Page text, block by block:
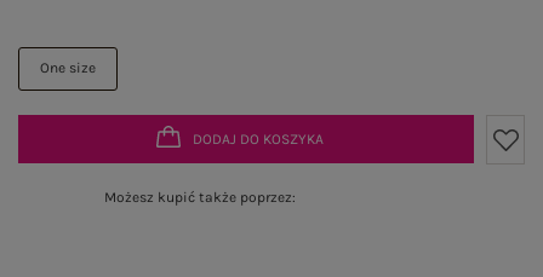
One size
DODAJ DO KOSZYKA
Możesz kupić także poprzez: